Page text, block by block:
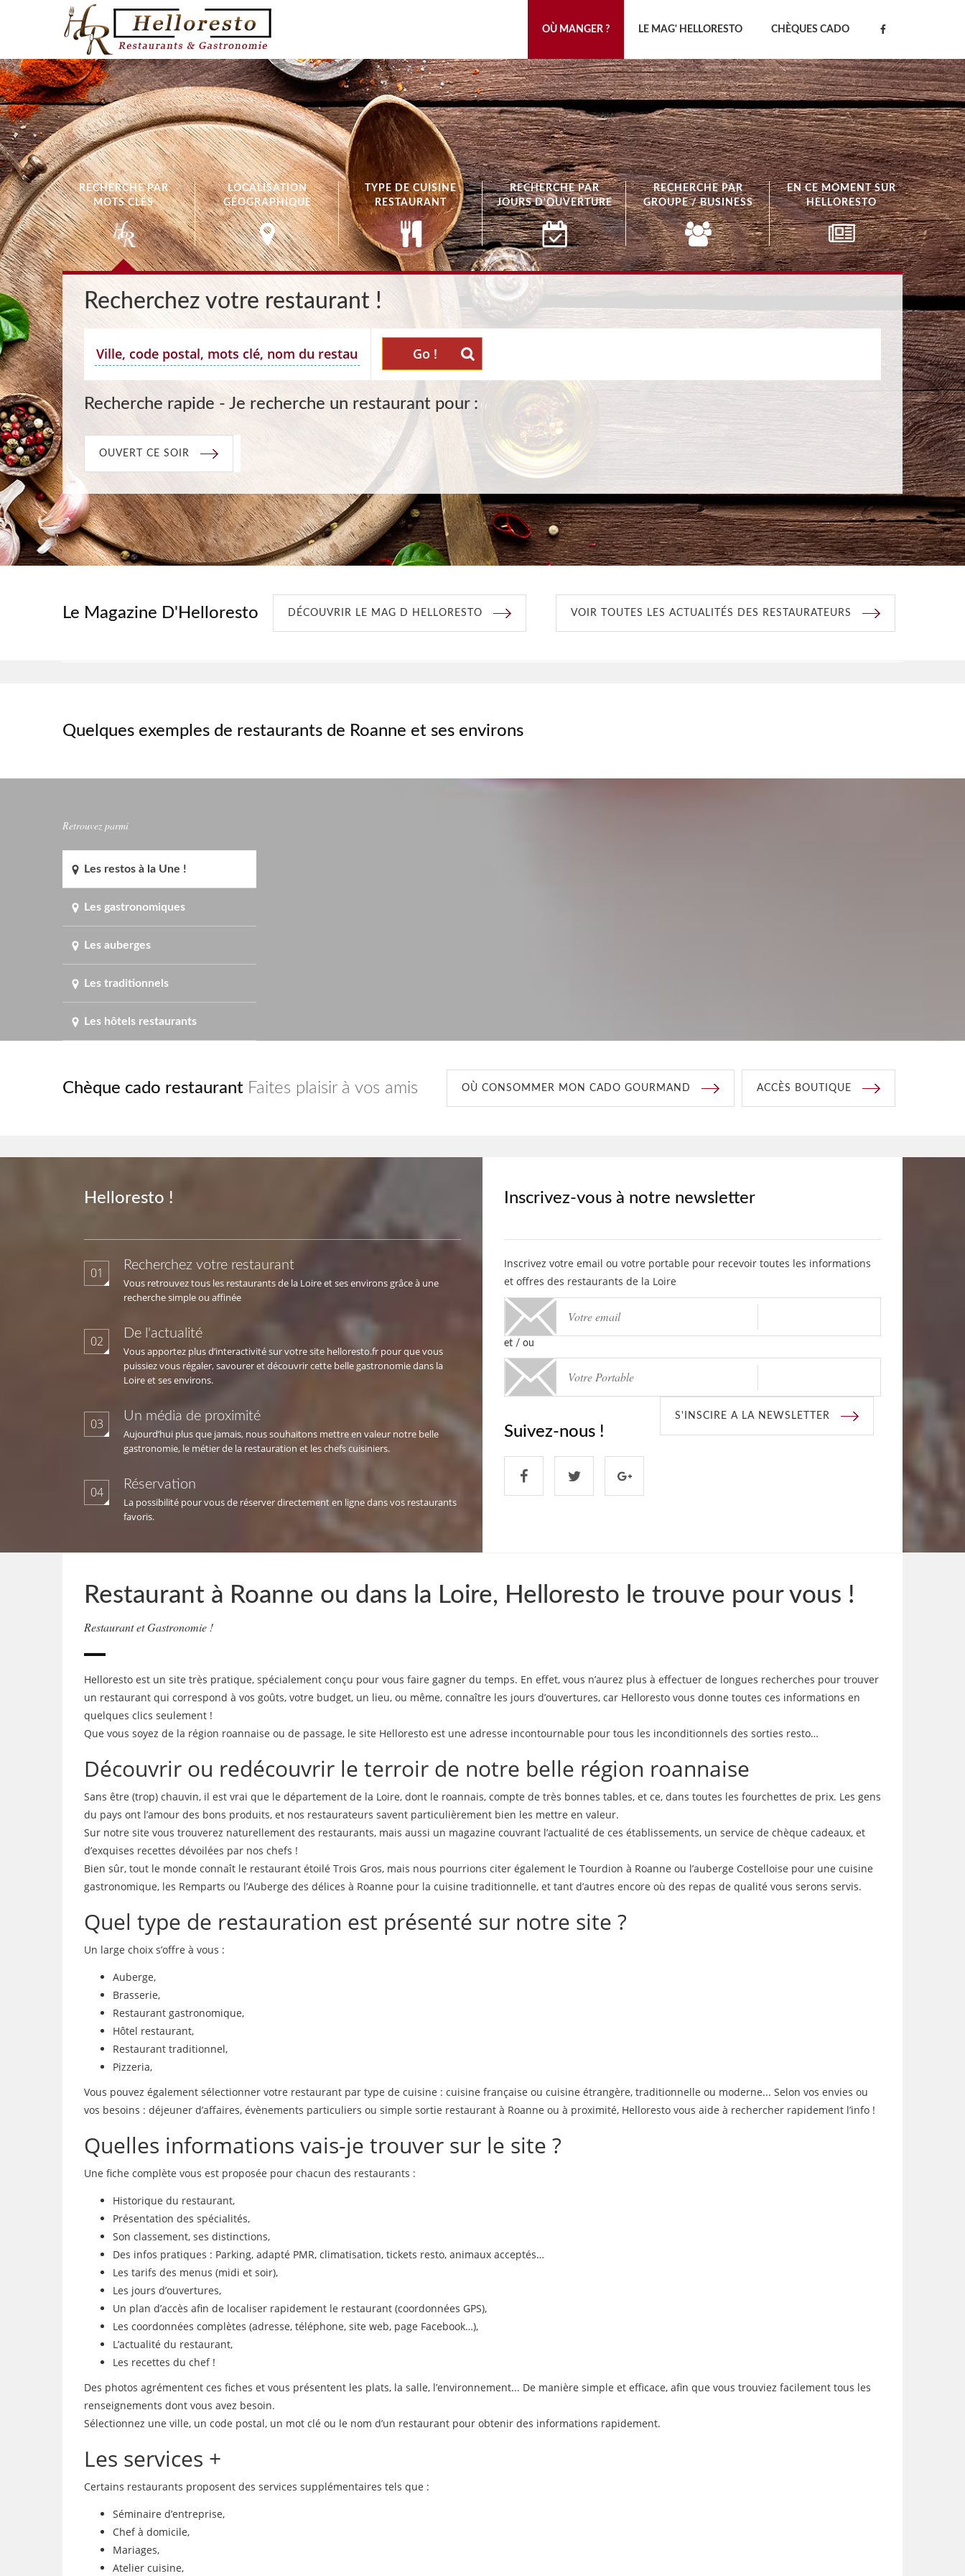
OÙ MANGER ? LE MAG' HELLORESTO CHÈQUES CADO
RECHERCHE PAR
MOTS CLÉS
LOCALISATION
GÉOGRAPHIQUE
TYPE DE CUISINE
RESTAURANT
RECHERCHE PAR
JOURS D'OUVERTURE
RECHERCHE PAR
GROUPE / BUSINESS
EN CE MOMENT SUR
HELLORESTO
Recherchez votre restaurant !
Go !
Recherche rapide - Je recherche un restaurant pour :
OUVERT CE SOIR
Le Magazine D'Helloresto DÉCOUVRIR LE MAG D HELLORESTO VOIR TOUTES LES ACTUALITÉS DES RESTAURATEURS
Quelques exemples de restaurants de Roanne et ses environs
Retrouvez parmi
Les restos à la Une !
Les gastronomiques
Les auberges
Les traditionnels
Les hôtels restaurants
Chèque cado restaurant Faites plaisir à vos amis ACCÈS BOUTIQUE
OÙ CONSOMMER MON CADO GOURMAND
Helloresto !
01 Recherchez votre restaurant
Vous retrouvez tous les restaurants de la Loire et ses environs grâce à une
recherche simple ou affinée
02 De l'actualité
Vous apportez plus d’interactivité sur votre site helloresto.fr pour que vous
puissiez vous régaler, savourer et découvrir cette belle gastronomie dans la
Loire et ses environs.
03 Un média de proximité
Aujourd’hui plus que jamais, nous souhaitons mettre en valeur notre belle
gastronomie, le métier de la restauration et les chefs cuisiniers.
04 Réservation
La possibilité pour vous de réserver directement en ligne dans vos restaurants
favoris.
Inscrivez-vous à notre newsletter
Inscrivez votre email ou votre portable pour recevoir toutes les informations
et offres des restaurants de la Loire
et / ou
S'INSCIRE A LA NEWSLETTER
Suivez-nous !
Restaurant à Roanne ou dans la Loire, Helloresto le trouve pour vous !
Restaurant et Gastronomie !
Helloresto est un site très pratique, spécialement conçu pour vous faire gagner du temps. En effet, vous n’aurez plus à effectuer de longues recherches pour trouver
un restaurant qui correspond à vos goûts, votre budget, un lieu, ou même, connaître les jours d’ouvertures, car Helloresto vous donne toutes ces informations en
quelques clics seulement !
Que vous soyez de la région roannaise ou de passage, le site Helloresto est une adresse incontournable pour tous les inconditionnels des sorties resto…
Découvrir ou redécouvrir le terroir de notre belle région roannaise
Sans être (trop) chauvin, il est vrai que le département de la Loire, dont le roannais, compte de très bonnes tables, et ce, dans toutes les fourchettes de prix. Les gens
du pays ont l’amour des bons produits, et nos restaurateurs savent particulièrement bien les mettre en valeur.
Sur notre site vous trouverez naturellement des restaurants, mais aussi un magazine couvrant l’actualité de ces établissements, un service de chèque cadeaux, et
d’exquises recettes dévoilées par nos chefs !
Bien sûr, tout le monde connaît le restaurant étoilé Trois Gros, mais nous pourrions citer également le Tourdion à Roanne ou l’auberge Costelloise pour une cuisine
gastronomique, les Remparts ou l’Auberge des délices à Roanne pour la cuisine traditionnelle, et tant d’autres encore où des repas de qualité vous serons servis.
Quel type de restauration est présenté sur notre site ?
Un large choix s’offre à vous :
Auberge,
Brasserie,
Restaurant gastronomique,
Hôtel restaurant,
Restaurant traditionnel,
Pizzeria,
Vous pouvez également sélectionner votre restaurant par type de cuisine : cuisine française ou cuisine étrangère, traditionnelle ou moderne... Selon vos envies ou
vos besoins : déjeuner d’affaires, évènements particuliers ou simple sortie restaurant à Roanne ou à proximité, Helloresto vous aide à rechercher rapidement l’info !
Quelles informations vais-je trouver sur le site ?
Une fiche complète vous est proposée pour chacun des restaurants :
Historique du restaurant,
Présentation des spécialités,
Son classement, ses distinctions,
Des infos pratiques : Parking, adapté PMR, climatisation, tickets resto, animaux acceptés…
Les tarifs des menus (midi et soir),
Les jours d’ouvertures,
Un plan d’accès afin de localiser rapidement le restaurant (coordonnées GPS),
Les coordonnées complètes (adresse, téléphone, site web, page Facebook…),
L’actualité du restaurant,
Les recettes du chef !
Des photos agrémentent ces fiches et vous présentent les plats, la salle, l’environnement... De manière simple et efficace, afin que vous trouviez facilement tous les
renseignements dont vous avez besoin.
Sélectionnez une ville, un code postal, un mot clé ou le nom d’un restaurant pour obtenir des informations rapidement.
Les services +
Certains restaurants proposent des services supplémentaires tels que :
Séminaire d’entreprise,
Chef à domicile,
Mariages,
Atelier cuisine,